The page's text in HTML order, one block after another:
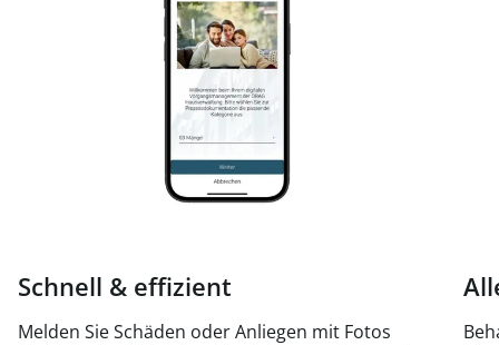
Schnell & effizient
Melden Sie Schäden oder Anliegen mit Fotos